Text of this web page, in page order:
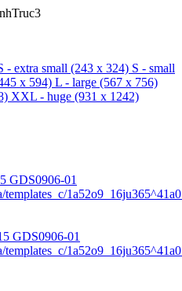
- extra small (243 x 324) S - small
x 594) L - large (567 x 756)
XXL - huge (931 x 1242)